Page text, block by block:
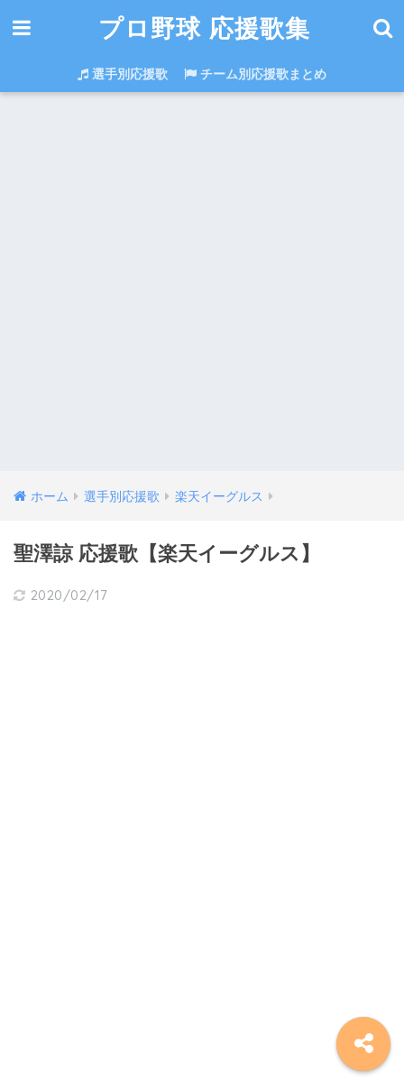
プロ野球 応援歌集
選手別応援歌 チーム別応援歌まとめ
ホーム 選手別応援歌 楽天イーグルス
聖澤諒 応援歌【楽天イーグルス】
2020/02/17